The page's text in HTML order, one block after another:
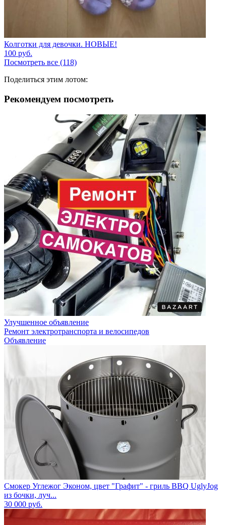
Колготки для девочки. НОВЫЕ!
100 руб.
Посмотреть все (118)
Поделиться этим лотом:
Рекомендуем посмотреть
Улучшенное объявление
Ремонт электротранспорта и велосипедов
Объявление
Смокер Углежог Эконом, цвет "Графит" - гриль BBQ UglyJog
из бочки, луч...
30 000 руб.